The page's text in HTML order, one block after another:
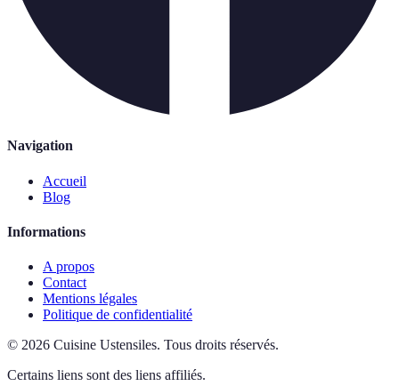
Navigation
Accueil
Blog
Informations
A propos
Contact
Mentions légales
Politique de confidentialité
© 2026 Cuisine Ustensiles. Tous droits réservés.
Certains liens sont des liens affiliés.